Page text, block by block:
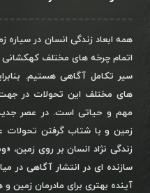
همه ابعاد زندگی انسان در سیاره
اتمام چرخه های مختلف
سیر تکامل آگاهی هستیم.
های مختلف این تحولات در
مهم و حیاتی است. در عصر
زمین و با شتاب گرفتن تحولات
زندگی نژاد انسان بر روی زمین،
سازنده ای در انتشار آگاهی در
آینده بهتری برای مادرمان زمین